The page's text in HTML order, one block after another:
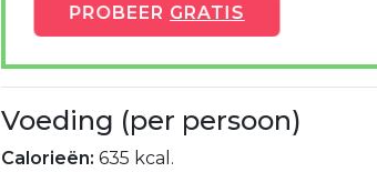
PROBEER GRATIS
Voeding (per persoon)
Calorieën: 635 kcal.